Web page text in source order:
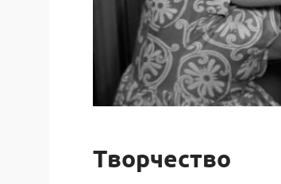
Творчество